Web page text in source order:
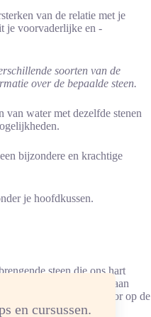
en cursussen.
van de relatie met je
je voorvaderlijke en -
soorten van de
over de bepaalde steen.
water met dezelfde stenen
bijzondere en krachtige
je hoofdkussen.
steen die ons hart
Geeft kracht aan
en behoedt voor op de
vitaliteit en het